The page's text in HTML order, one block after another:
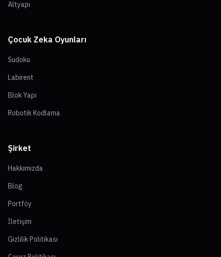
Altyapı
Çocuk Zeka Oyunları
Sudoku
Labirent
Blok Yapı
Robotik Kodlama
Şirket
Hakkımızda
Blog
Portföy
İletişim
Gizlilik Politikası